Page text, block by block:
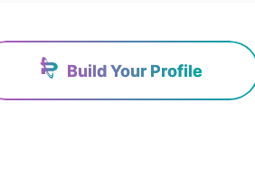
Build Your Profile